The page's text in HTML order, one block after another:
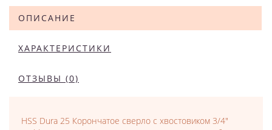
ОПИСАНИЕ
ХАРАКТЕРИСТИКИ
ОТЗЫВЫ (0)
HSS Dura 25 Корончатое сверло с хвостовиком 3/4"